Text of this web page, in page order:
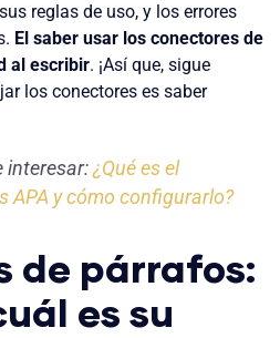
reglas de uso, y los errores
El saber usar los conectores de
al escribir. ¡Así que, sigue
los conectores es saber
interesar:¿Qué es el
APA y cómo configurarlo?
de párrafos:
es su